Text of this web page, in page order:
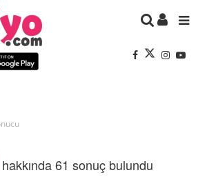
hakkında 61 sonuç bulundu